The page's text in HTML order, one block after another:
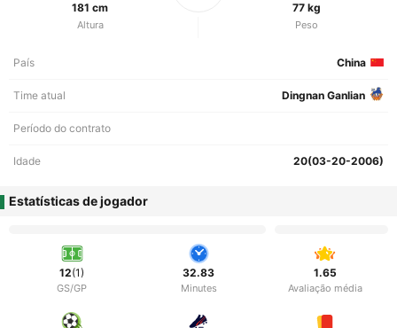
181 cm
Altura
77 kg
Peso
País China
Time atual Dingnan Ganlian
Período do contrato
Idade 20(03-20-2006)
Estatísticas de jogador
12(1)
GS/GP
32.83
Minutes
1.65
Avaliação média